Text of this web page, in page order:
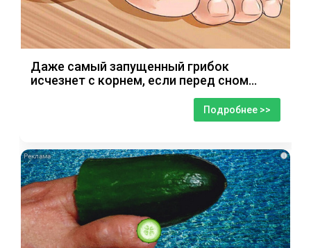
Даже самый запущенный грибок
исчезнет с корнем, если перед сном…
Подробнее >>
i